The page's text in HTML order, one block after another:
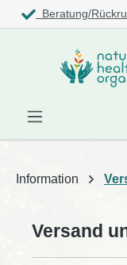
springen
Information
Versand